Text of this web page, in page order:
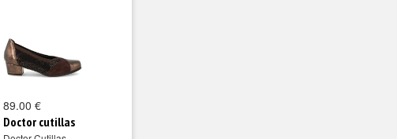
89.00 €
Doctor cutillas